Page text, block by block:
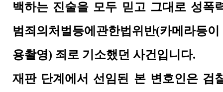
백하는 진술을 모두 믿고 그대로 성폭
범죄의처벌등에관한법위반(카메라등이
용촬영) 죄로 기소했던 사건입니다.
재판 단계에서 선임된 본 변호인은 검